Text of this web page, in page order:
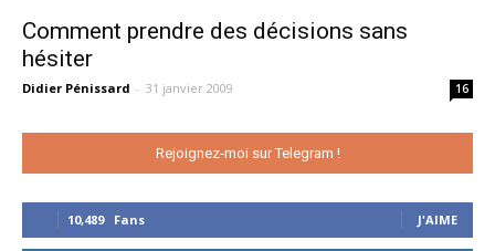
Comment prendre des décisions sans
hésiter
Didier Pénissard - 31 janvier 2009 16
Rejoignez-moi sur Telegram !
10,489 Fans J'AIME